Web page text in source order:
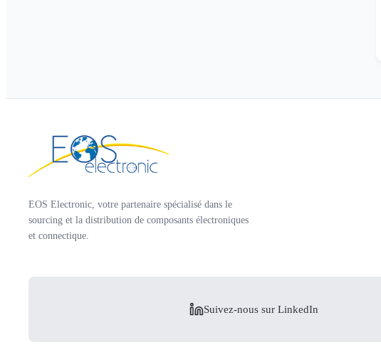
EOS Electronic, votre partenaire spécialisé dans le
sourcing et la distribution de composants électroniques
et connectique.
Suivez-nous sur LinkedIn